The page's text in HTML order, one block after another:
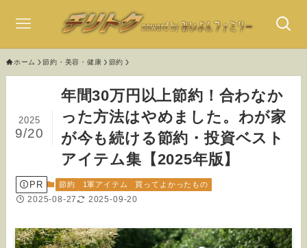
ホーム 節約・美容・健康 節約
年間30万円以上節約！合わなか
った方法はやめました。わが家
が今も続ける節約・投資ベスト
アイテム集【2025年版】
2025
9/20
PR 節約 1軍アイテム 買ってよかったもの
2025-08-27 2025-09-20